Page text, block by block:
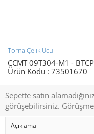
Torna Çelik Ucu
CCMT 09T304-M1 -
Ürün Kodu : 73501670
Sepette satın
görüşebilirsiniz.
Açıklama